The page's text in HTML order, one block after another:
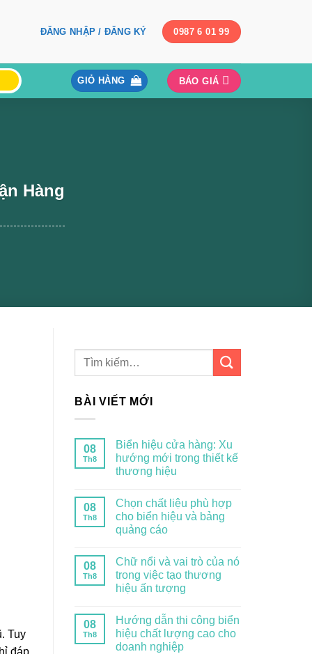
ĐĂNG NHẬP / ĐĂNG KÝ 0987 6 01 99
GIỎ HÀNG BÁO GIÁ
Hàng
Tuy
đáp
BÀI VIẾT MỚI
08
Th8
Biển hiệu cửa hàng: Xu
hướng mới trong thiết kế
thương hiệu
08
Th8
Chọn chất liệu phù hợp
cho biển hiệu và bảng
quảng cáo
08
Th8
Chữ nổi và vai trò của nó
trong việc tạo thương
hiệu ấn tượng
08
Th8
Hướng dẫn thi công biển
hiệu chất lượng cao cho
doanh nghiệp